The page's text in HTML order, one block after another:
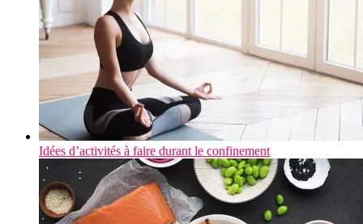
Idées d’activités à faire durant le confinement